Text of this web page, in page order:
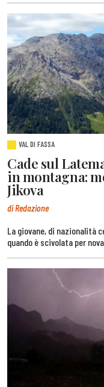
VAL DI FASSA
Cade sul
in montagna:
Jikova
di Redazione
La giovane, di nazionalità
quando è scivolata per